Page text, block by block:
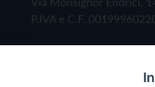
P.IVA e C.F.